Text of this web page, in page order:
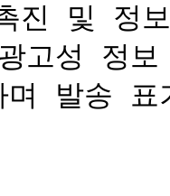
진 및 정
고성 정
며 발송